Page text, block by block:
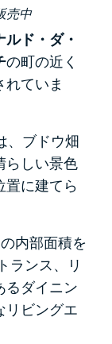
売中
ルド・ダ・
の町の近く
ていま
、ブドウ畑
らしい景色
に建てら
内部面積を
ランス、リ
るダイニン
リビングエ